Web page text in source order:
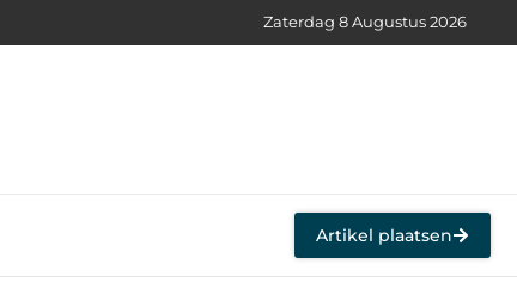
Zaterdag 8 Augustus 2026
Artikel plaatsen